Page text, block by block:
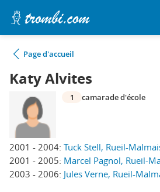
Page d'accueil
Katy Alvites
2001 - 2004: Tuck Stell, Rueil-
2001 - 2005: Marcel Pagnol, Rueil-
2003 - 2006: Jules Verne, Rueil-
1 camarade d'école